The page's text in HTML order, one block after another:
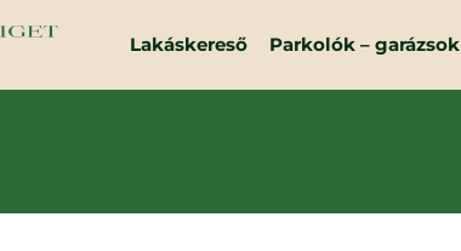
Lakáskereső Parkolók – garázsok